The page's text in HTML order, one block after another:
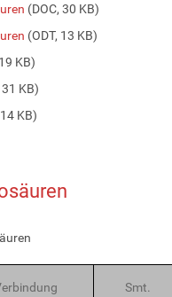
(DOC, 30 KB)
(ODT, 13 KB)
KB)
31 KB)
KB)
Smt.